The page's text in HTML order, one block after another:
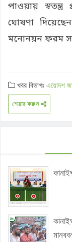
পাওয়ায় স্বতন্ত্র
ঘোষণা
মনোনয়ন ফরম
খবর বিভাগঃএয়োদশ
শেয়ার করুন